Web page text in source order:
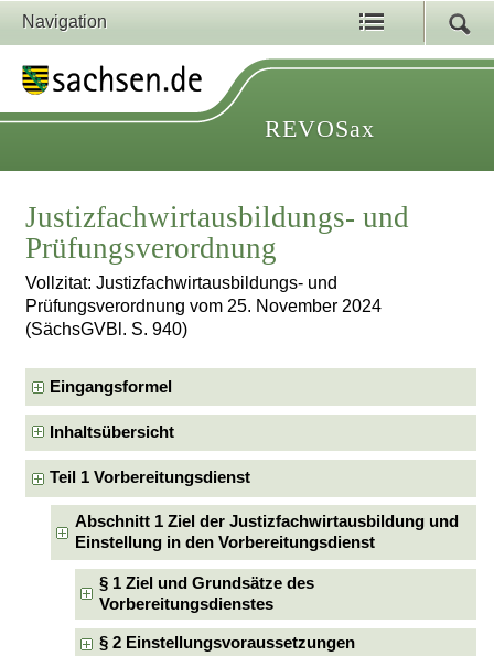
Navigation
REVOSax
Justizfachwirtausbildungs- und
Prüfungsverordnung
Vollzitat: Justizfachwirtausbildungs- und
Prüfungsverordnung vom 25. November 2024
(SächsGVBl. S. 940)
Eingangsformel
Inhaltsübersicht
Teil 1 Vorbereitungsdienst
Abschnitt 1 Ziel der Justizfachwirtausbildung und
Einstellung in den Vorbereitungsdienst
§ 1 Ziel und Grundsätze des
Vorbereitungsdienstes
§ 2 Einstellungsvoraussetzungen